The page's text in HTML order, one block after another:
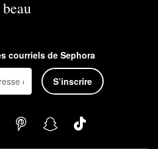
peut-il être utilisé autour des
nous vous suggérons plutôt
des yeux avec TFC8®
pour répondre aux problèmes
courriels de Sephora
S’inscrire